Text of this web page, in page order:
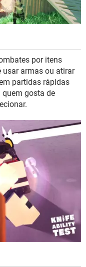
por itens
usar armas ou atirar
partidas rápidas
gosta de